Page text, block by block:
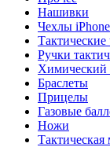
Нашивки
Чехлы iPhone
Тактические
Ручки
Химический
Браслеты
Прицелы
Газовые
Ножи